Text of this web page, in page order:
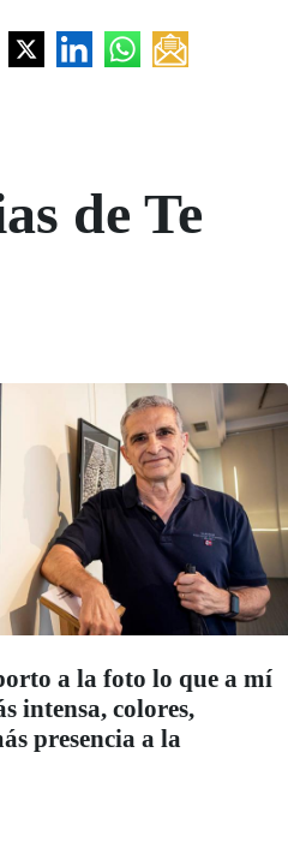
de Te
a la foto lo que a mí
intensa, colores,
presencia a la